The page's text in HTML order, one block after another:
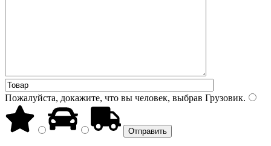
Пожалуйста, докажите, что вы человек, выбрав Грузовик.